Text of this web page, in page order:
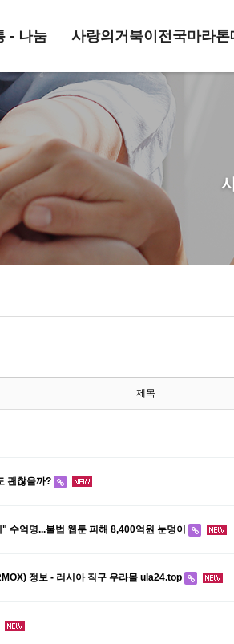
- 나눔 사랑의거북이전국마라톤
제목
괜찮을까?
수억명...불법 웹툰 피해 8,400억원 눈덩이
정보 - 러시아 직구 우라몰 ula24.top